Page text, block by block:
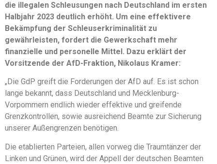
die illegalen Schleusungen nach Deutschland im ersten
Halbjahr 2023 deutlich erhöht. Um eine effektivere
Bekämpfung der Schleuserkriminalität zu
gewährleisten, fordert die Gewerkschaft mehr
finanzielle und personelle Mittel. Dazu erklärt der
Vorsitzende der AfD-Fraktion, Nikolaus Kramer:
„Die GdP greift die Forderungen der AfD auf. Es ist schon
lange bekannt, dass Deutschland und Mecklenburg-
Vorpommern endlich wieder effektive und greifende
Grenzkontrollen, sowie ausreichend Beamte zur Sicherung
unserer Außengrenzen benötigen.
Die etablierten Parteien, allen vorweg die Traumtänzer der
Linken und Grünen, wird der Appell der deutschen Beamten